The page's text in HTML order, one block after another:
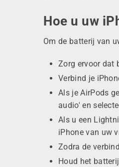
Hoe u uw
Om de batterij van
Zorg ervoor dat
Verbind je
Als je AirPods
audio' en
Als u een
iPhone van uw
Zodra de
Houd het